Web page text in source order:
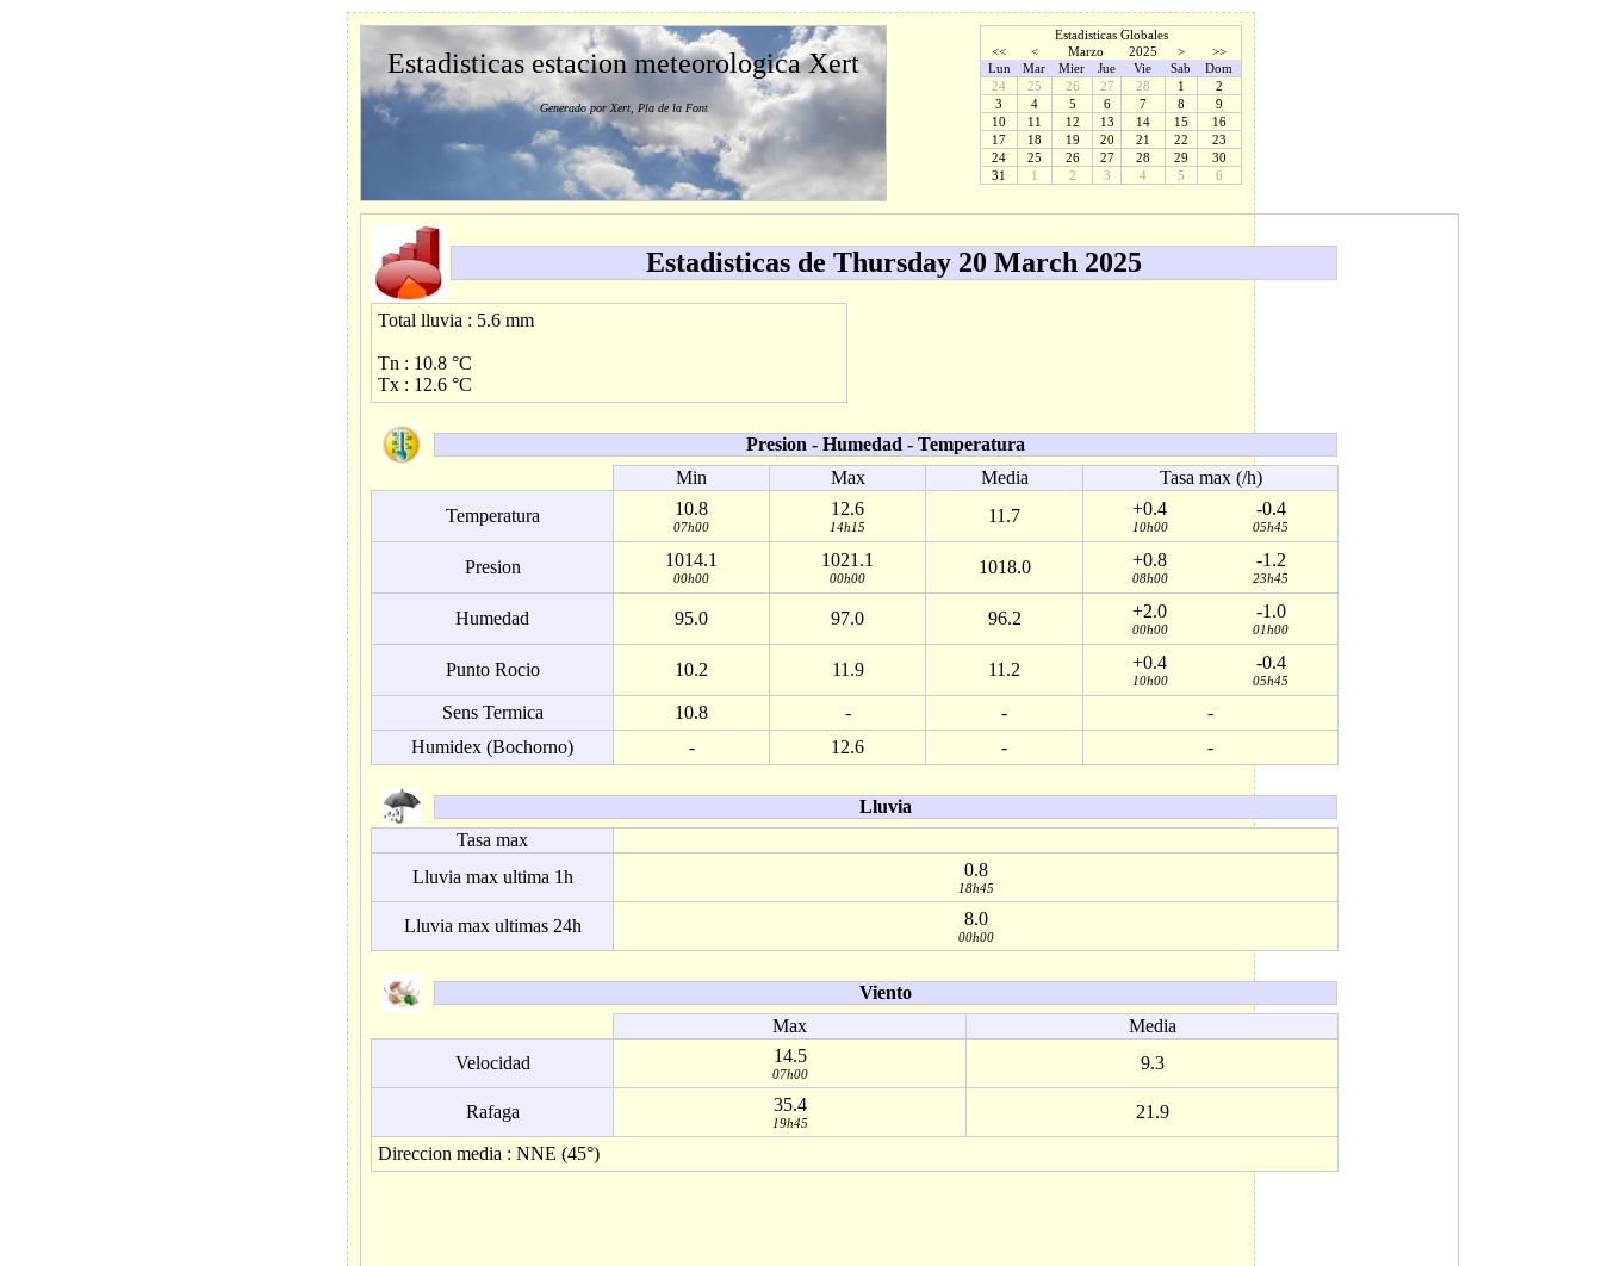
Estadisticas Globales
<<
< Marzo 2025 >
>>
Lun
Mar Mier Jue Vie Sab
Dom
24
25 26 27 28 1
2
3
4 5 6 7 8
9
10
11 12 13 14 15
16
17
18 19 20 21 22
23
24
25 26 27 28 29
30
31
1 2 3 4 5 6
Estadisticas estacion meteorologica Xert
Generado por Xert, Pla de la Font